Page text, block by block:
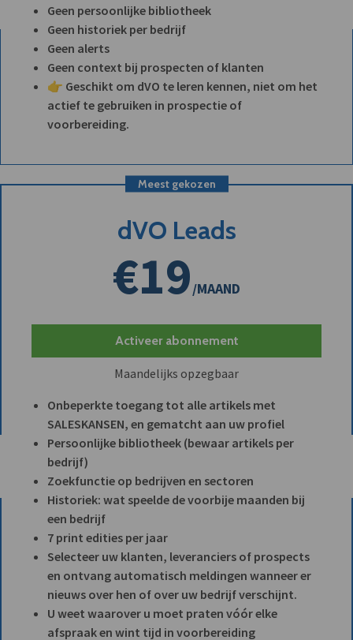
Geen persoonlijke bibliotheek
Geen historiek per bedrijf
Geen alerts
Geen context bij prospecten of klanten
👉 Geschikt om dVO te leren kennen, niet om het
actief te gebruiken in prospectie of
voorbereiding.
Meest gekozen
dVO Leads
€19/MAAND
Activeer abonnement
Maandelijks opzegbaar
Onbeperkte toegang tot alle artikels met
SALESKANSEN, en gematcht aan uw profiel
Persoonlijke bibliotheek (bewaar artikels per
bedrijf)
Zoekfunctie op bedrijven en sectoren
Historiek: wat speelde de voorbije maanden bij
een bedrijf
7 print edities per jaar
Selecteer uw klanten, leveranciers of prospects
en ontvang automatisch meldingen wanneer er
nieuws over hen of over uw bedrijf verschijnt.
U weet waarover u moet praten vóór elke
afspraak en wint tijd in voorbereiding